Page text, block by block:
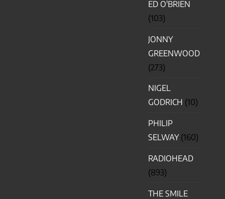
ED O'BRIEN
(103)
JONNY
GREENWOOD
(273)
NIGEL
GODRICH (10)
PHILIP
SELWAY(160)
RADIOHEAD
(893)
THE SMILE